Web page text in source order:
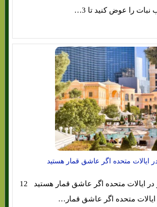
را عوض کنید تا 3…
12 بهترین کازینو در ایالات متحده اگر عاشق قمار هستید 12
ایالات متحده اگر عاشق قمار…